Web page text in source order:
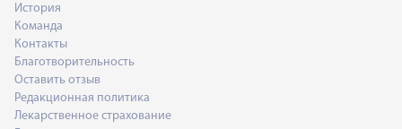
История
Команда
Контакты
Благотворительность
Оставить отзыв
Редакционная политика
Лекарственное страхование